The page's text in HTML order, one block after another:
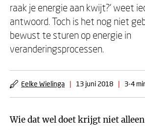
raak je energie aan kwijt?’ weet
antwoord. Toch is het nog niet
bewust te sturen op energie in
veranderingsprocessen.
Eelke Wielinga | 13 juni 2018 | 3-4
Wie dat wel doet krijgt niet